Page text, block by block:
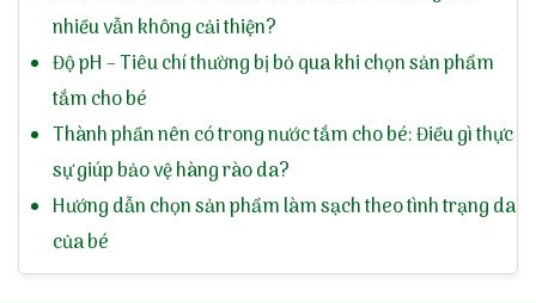
nhiều vẫn không cải thiện?
Độ pH – Tiêu chí thường bị bỏ qua khi chọn sản phẩm
tắm cho bé
Thành phần nên có trong nước tắm cho bé: Điều gì thực
sự giúp bảo vệ hàng rào da?
Hướng dẫn chọn sản phẩm làm sạch theo tình trạng da
của bé